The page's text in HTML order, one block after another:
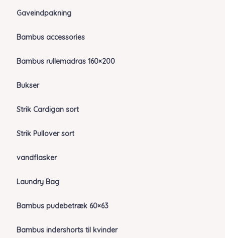
Gaveindpakning
Bambus accessories
Bambus rullemadras 160×200
Bukser
Strik Cardigan sort
Strik Pullover sort
vandflasker
Laundry Bag
Bambus pudebetræk 60×63
Bambus indershorts til kvinder